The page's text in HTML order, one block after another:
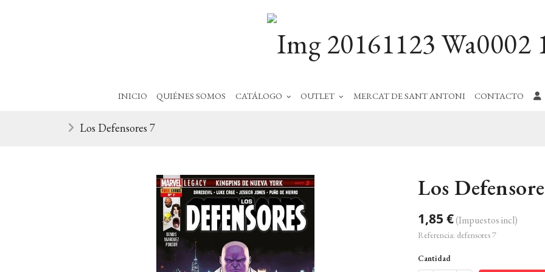
INICIO QUIÉNES SOMOS CATÁLOGO OUTLET MERCAT DE SANT ANTONI CONTACTO
Los Defensores 7
Los
1,85 €(Impuestos incl)
Referencia: defensores 7
Cantidad